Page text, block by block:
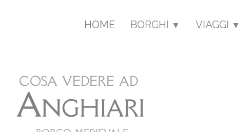
HOME BORGHI ▼ VIAGGI ▼
cosa vedere ad
Anghiari